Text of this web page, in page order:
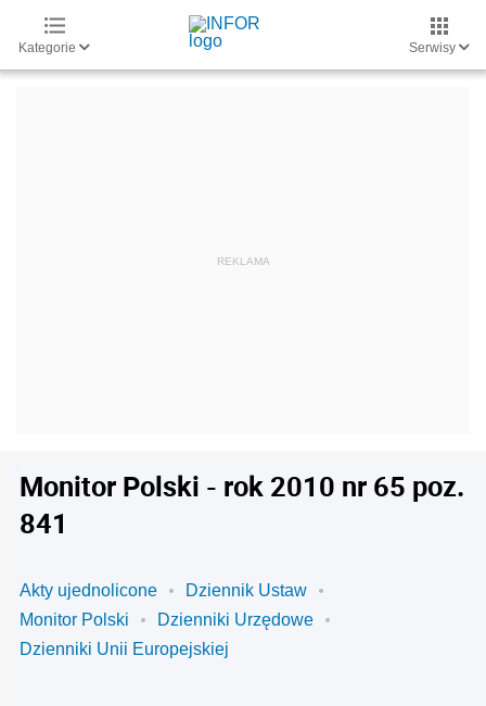
Kategorie Serwisy
Monitor Polski - rok 2010 nr 65 poz.
841
Akty ujednolicone
Dziennik Ustaw
Monitor Polski
Dzienniki Urzędowe
Dzienniki Unii Europejskiej